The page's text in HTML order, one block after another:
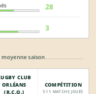
28
3
saison
CLUB
ORLÉANS
(R.C.O.)
COMPÉTITION
511 MATCHS JOUÉS